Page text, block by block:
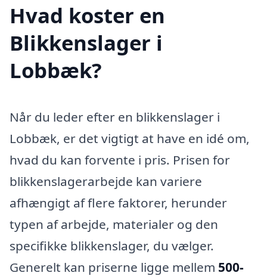
Hvad koster en
Blikkenslager i
Lobbæk?
Når du leder efter en blikkenslager i
Lobbæk, er det vigtigt at have en idé om,
hvad du kan forvente i pris. Prisen for
blikkenslagerarbejde kan variere
afhængigt af flere faktorer, herunder
typen af arbejde, materialer og den
specifikke blikkenslager, du vælger.
Generelt kan priserne ligge mellem 500-